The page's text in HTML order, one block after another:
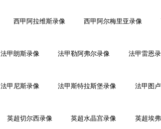
西甲阿拉维斯录像 西甲阿尔梅里亚录像
法甲朗斯录像 法甲勒阿弗尔录像 法甲雷恩
法甲尼斯录像 法甲斯特拉斯堡录像 法甲图
英超切尔西录像 英超水晶宫录像 英超埃